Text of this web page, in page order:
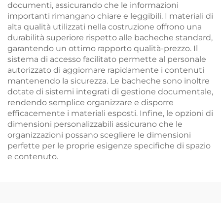
documenti, assicurando che le informazioni
importanti rimangano chiare e leggibili. I materiali di
alta qualità utilizzati nella costruzione offrono una
durabilità superiore rispetto alle bacheche standard,
garantendo un ottimo rapporto qualità-prezzo. Il
sistema di accesso facilitato permette al personale
autorizzato di aggiornare rapidamente i contenuti
mantenendo la sicurezza. Le bacheche sono inoltre
dotate di sistemi integrati di gestione documentale,
rendendo semplice organizzare e disporre
efficacemente i materiali esposti. Infine, le opzioni di
dimensioni personalizzabili assicurano che le
organizzazioni possano scegliere le dimensioni
perfette per le proprie esigenze specifiche di spazio
e contenuto.